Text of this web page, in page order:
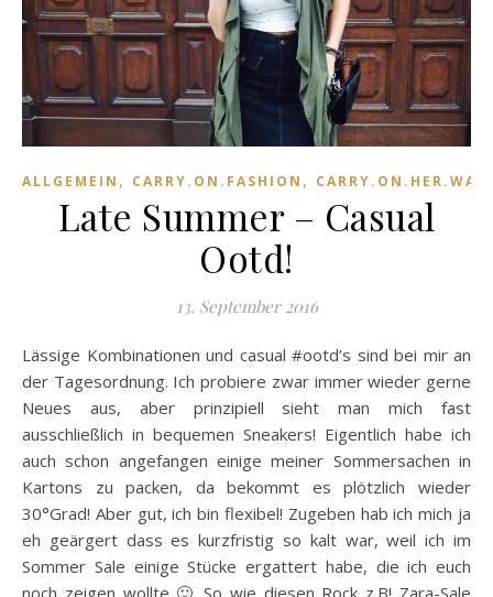
ALLGEMEIN , CARRY.ON.FASHION ,
Late Summer – Casual
Ootd!
13. September 2016
Lässige Kombinationen und casual #ootd’s sind bei mir an
der Tagesordnung. Ich probiere zwar immer wieder gerne
Neues aus, aber prinzipiell sieht man mich fast
ausschließlich in bequemen Sneakers! Eigentlich habe ich
auch schon angefangen einige meiner Sommersachen in
Kartons zu packen, da bekommt es plötzlich wieder
30°Grad! Aber gut, ich bin flexibel! Zugeben hab ich mich ja
eh geärgert dass es kurzfristig so kalt war, weil ich im
Sommer Sale einige Stücke ergattert habe, die ich euch
noch zeigen wollte 🙂 So wie diesen Rock z.B! Zara-Sale